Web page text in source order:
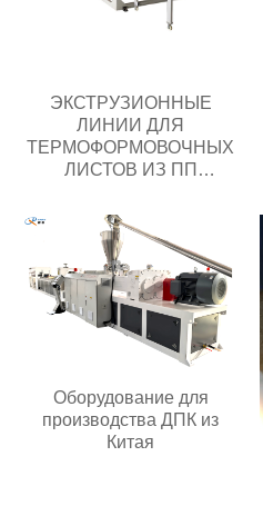
ЭКСТРУЗИОННЫЕ
ЛИНИИ ДЛЯ
ТЕРМОФОРМОВОЧНЫХ
ЛИСТОВ ИЗ ПП
Оборудование для
производства ДПК из
Китая